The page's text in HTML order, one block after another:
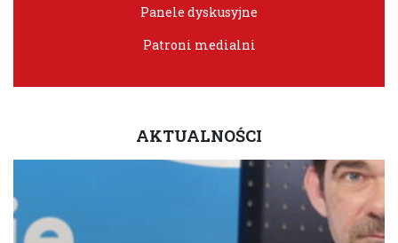
Panele dyskusyjne
Patroni medialni
AKTUALNOŚCI